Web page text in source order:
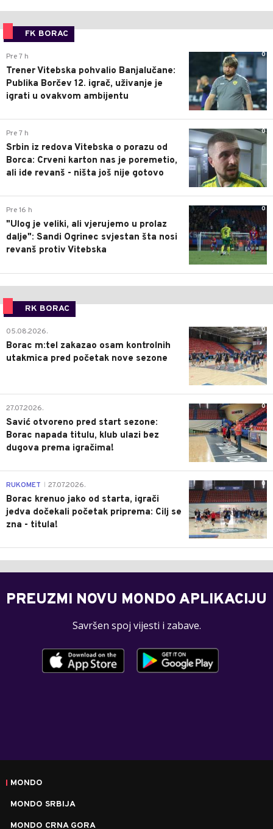
FK BORAC
0
Pre 7 h
Trener Vitebska pohvalio Banjalučane:
Publika Borčev 12. igrač, uživanje je
igrati u ovakvom ambijentu
0
Pre 7 h
Srbin iz redova Vitebska o porazu od
Borca: Crveni karton nas je poremetio,
ali ide revanš - ništa još nije gotovo
0
Pre 16 h
"Ulog je veliki, ali vjerujemo u prolaz
dalje": Sandi Ogrinec svjestan šta nosi
revanš protiv Vitebska
RK BORAC
0
05.08.2026.
Borac m:tel zakazao osam kontrolnih
utakmica pred početak nove sezone
0
27.07.2026.
Savić otvoreno pred start sezone:
Borac napada titulu, klub ulazi bez
dugova prema igračima!
0
RUKOMET 27.07.2026.
Borac krenuo jako od starta, igrači
jedva dočekali početak priprema: Cilj se
zna - titula!
PREUZMI NOVU MONDO APLIKACIJU
Savršen spoj vijesti i zabave.
MONDO
MONDO SRBIJA
MONDO CRNA GORA